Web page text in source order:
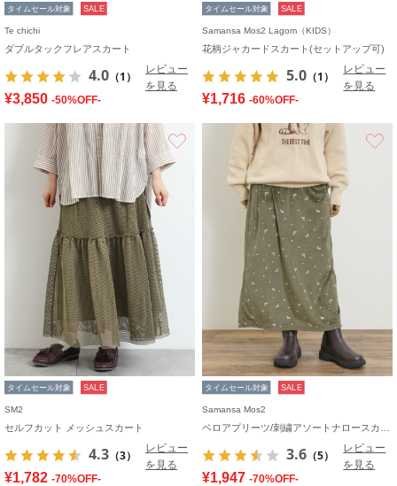
タイムセール対象 SALE
Te chichi
ダブルタックフレアスカート
4.0 （1）
レビュー
を見る
¥3,850 -50%OFF-
タイムセール対象 SALE
Samansa Mos2 Lagom（KIDS）
花柄ジャカードスカート(セットアップ可)
5.0 （1）
レビュー
を見る
¥1,716 -60%OFF-
タイムセール対象 SALE
SM2
セルフカット メッシュスカート
4.3 （3）
レビュー
を見る
¥1,782 -70%OFF-
タイムセール対象 SALE
Samansa Mos2
3.6 （5）
レビュー
を見る
¥1,947 -70%OFF-